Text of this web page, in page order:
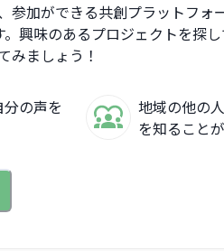
加ができる共創プラットフォー
興味のあるプロジェクトを探
みましょう！
の声を
地域の他の
を知ること